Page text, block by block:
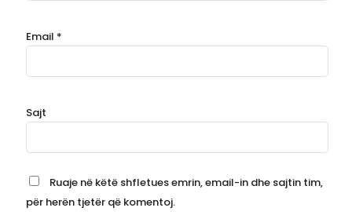
Email *
Sajt
Ruaje në këtë shfletues emrin, email-in dhe sajtin tim,
për herën tjetër që komentoj.